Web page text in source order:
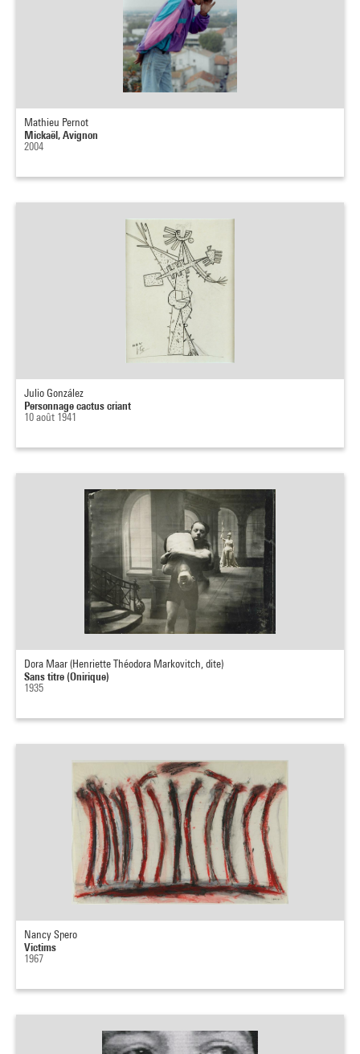
Mathieu Pernot
Mickaël, Avignon
2004
Julio González
Personnage cactus criant
10 août 1941
Dora Maar (Henriette Théodora Markovitch, dite)
Sans titre (Onirique)
1935
Nancy Spero
Victims
1967